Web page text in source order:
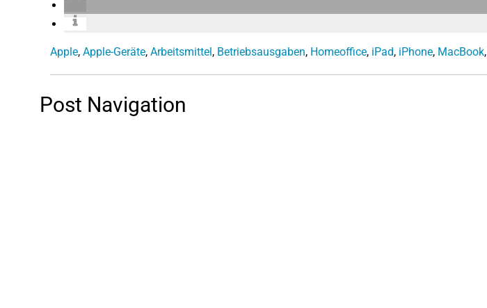
Apple, Apple-Geräte, Arbeitsmittel, Betriebsausgaben, Homeoffice, iPad, iPhone, MacBook,
Post Navigation